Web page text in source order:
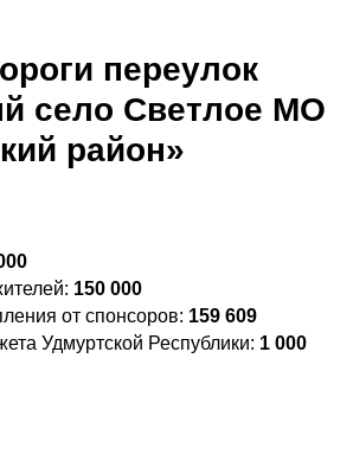
переулок
село Светлое МО
район»
150 000
от спонсоров: 159 609
Удмуртской Республики: 1 000